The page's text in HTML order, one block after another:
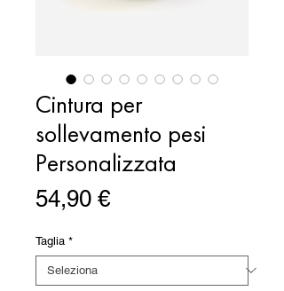
Cintura per
sollevamento pesi
Personalizzata
54,90 €Prezzo
Taglia *